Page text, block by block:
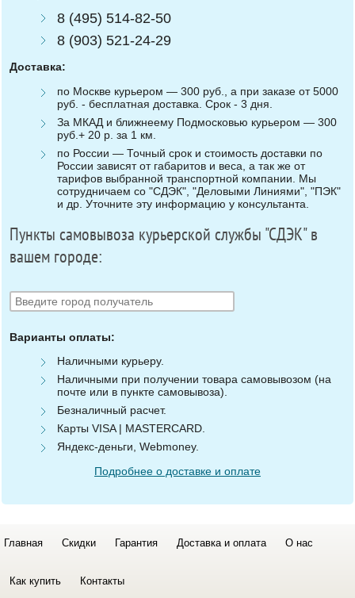
8 (495) 514-82-50
8 (903) 521-24-29
Доставка:
по Москве курьером — 300 руб., а при заказе от 5000
руб. - бесплатная доставка. Срок - 3 дня.
За МКАД и ближнеему Подмосковью курьером — 300
руб.+ 20 р. за 1 км.
по России — Точный срок и стоимость доставки по
России зависят от габаритов и веса, а так же от
тарифов выбранной транспортной компании. Мы
сотрудничаем со "СДЭК", "Деловыми Линиями", "ПЭК"
и др. Уточните эту информацию у консультанта.
Пункты самовывоза курьерской службы "СДЭК" в
вашем городе:
Варианты оплаты:
Наличными курьеру.
Наличными при получении товара самовывозом (на
почте или в пункте самовывоза).
Безналичный расчет.
Карты VISA | MASTERCARD.
Яндекс-деньги, Webmoney.
Подробнее о доставке и оплате
Главная Скидки Гарантия Доставка и оплата О нас
Как купить Контакты